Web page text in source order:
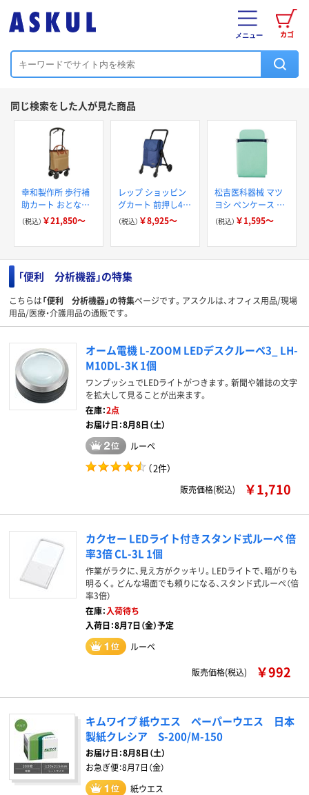
カゴ
メニュー
同じ検索をした人が見た商品
幸和製作所 歩行補
助カート おとなり
カートブレーキ付ト
ートタイプ WCC04
（税込） ￥21,850～
レップ ショッピン
グカート 前押し4輪
カート 折りたたみ
（税込） ￥8,925～
松吉医科器械 マツ
ヨシ ペンケース ミ
ニ MY-NS0531
（税込） ￥1,595～
「便利 分析機器」の特集
こちらは「便利 分析機器」の特集ページです。アスクルは、オフィス用品/現場
用品/医療・介護用品の通販です。
オーム電機 L-ZOOM LEDデスクルーペ3_ LH-
M10DL-3K 1個
ワンプッシュでLEDライトがつきます。新聞や雑誌の文字
を拡大して見ることが出来ます。
在庫：2点
お届け日：8月8日（土）
ルーペ
（2件）
販売価格(税込) ￥1,710
カクセー LEDライト付きスタンド式ルーペ 倍
率3倍 CL-3L 1個
作業がラクに、見え方がクッキリ。LEDライトで、暗がりも
明るく。どんな場面でも頼りになる、スタンド式ルーペ（倍
率3倍）
在庫：入荷待ち
入荷日：8月7日（金）予定
ルーペ
販売価格(税込) ￥992
キムワイプ 紙ウエス ペーパーウエス 日本
製紙クレシア S-200/M-150
お届け日：8月8日（土）
お急ぎ便：8月7日（金）
紙ウエス